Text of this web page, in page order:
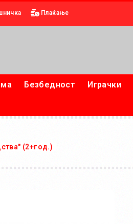
Плаќање
Безбедност Играчки
(2+год.)